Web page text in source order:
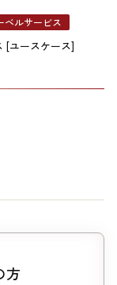
ベルサービス
[ユースケース]
方